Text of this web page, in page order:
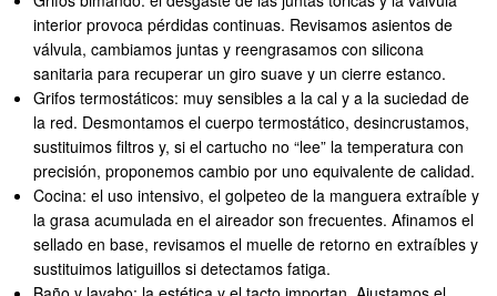
interior provoca pérdidas continuas. Revisamos asientos de
válvula, cambiamos juntas y reengrasamos con silicona
sanitaria para recuperar un giro suave y un cierre estanco.
Grifos termostáticos: muy sensibles a la cal y a la suciedad de
la red. Desmontamos el cuerpo termostático, desincrustamos,
sustituimos filtros y, si el cartucho no “lee” la temperatura con
precisión, proponemos cambio por uno equivalente de calidad.
Cocina: el uso intensivo, el golpeteo de la manguera extraíble y
la grasa acumulada en el aireador son frecuentes. Afinamos el
sellado en base, revisamos el muelle de retorno en extraíbles y
sustituimos latiguillos si detectamos fatiga.